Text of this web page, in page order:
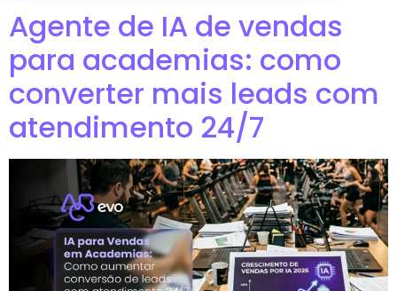
Agente de IA de vendas
para academias: como
converter mais leads com
atendimento 24/7